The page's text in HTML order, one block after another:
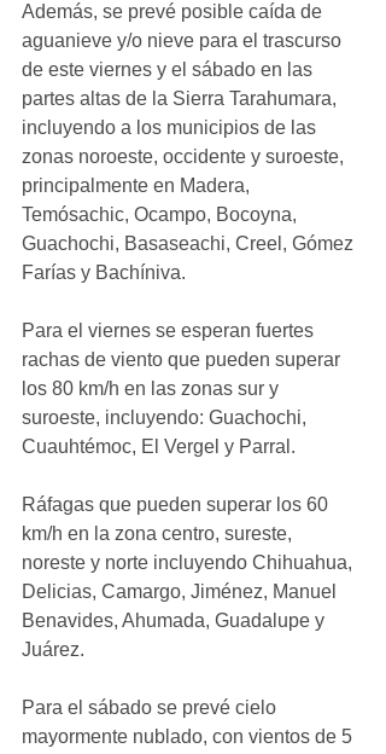
Además, se prevé posible caída de
aguanieve y/o nieve para el trascurso
de este viernes y el sábado en las
partes altas de la Sierra Tarahumara,
incluyendo a los municipios de las
zonas noroeste, occidente y suroeste,
principalmente en Madera,
Temósachic, Ocampo, Bocoyna,
Guachochi, Basaseachi, Creel, Gómez
Farías y Bachíniva.
Para el viernes se esperan fuertes
rachas de viento que pueden superar
los 80 km/h en las zonas sur y
suroeste, incluyendo: Guachochi,
Cuauhtémoc, El Vergel y Parral.
Ráfagas que pueden superar los 60
km/h en la zona centro, sureste,
noreste y norte incluyendo Chihuahua,
Delicias, Camargo, Jiménez, Manuel
Benavides, Ahumada, Guadalupe y
Juárez.
Para el sábado se prevé cielo
mayormente nublado, con vientos de 5